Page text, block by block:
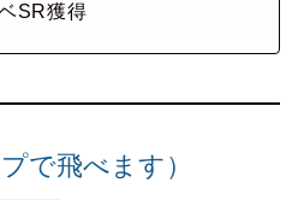
SR獲得
で飛べます）